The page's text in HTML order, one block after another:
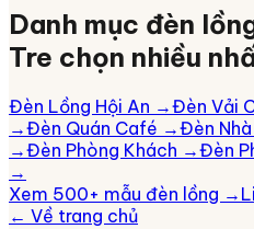
Danh mục đèn
Tre chọn nhiều
Đèn Lồng Hội An →Đèn Vải
→Đèn Quán Café →Đèn
→Đèn Phòng Khách →Đèn
→
Xem 500+ mẫu đèn lồng →
← Về trang chủ